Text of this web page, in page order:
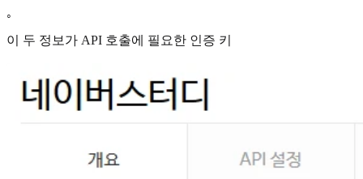
◦
이 두 정보가 API 호출에 필요한 인증 키